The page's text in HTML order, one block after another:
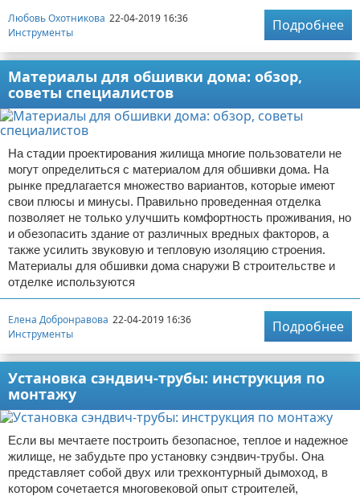
Любовь Охотникова 22-04-2019 16:36
Инструменты
Подробнее
Материалы для обшивки дома: обзор,
советы специалистов
На стадии проектирования жилища многие пользователи не
могут определиться с материалом для обшивки дома. На
рынке предлагается множество вариантов, которые имеют
свои плюсы и минусы. Правильно проведенная отделка
позволяет не только улучшить комфортность проживания, но
и обезопасить здание от различных вредных факторов, а
также усилить звуковую и тепловую изоляцию строения.
Материалы для обшивки дома снаружи В строительстве и
отделке используются
Елена Добронравова 22-04-2019 16:36
Инструменты
Подробнее
Установка сэндвич-трубы: инструкция по
монтажу
Если вы мечтаете построить безопасное, теплое и надежное
жилище, не забудьте про установку сэндвич-трубы. Она
представляет собой двух или трехконтурный дымоход, в
котором сочетается многовековой опыт строителей,